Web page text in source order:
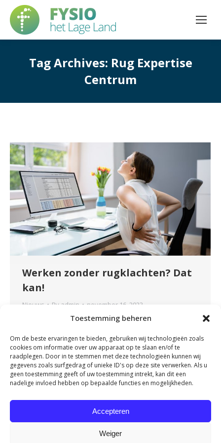
Toestemming beheren
Om de beste ervaringen te bieden, gebruiken wij technologieën zoals
cookies om informatie over uw apparaat op te slaan en/of te
raadplegen. Door in te stemmen met deze technologieën kunnen wij
gegevens zoals surfgedrag of unieke ID's op deze site verwerken. Als u
geen toestemming geeft of uw toestemming intrekt, kan dit een
nadelige invloed hebben op bepaalde functies en mogelijkheden.
Accepteren
Weiger
Tag Archives: Rug Expertise
Centrum
Werken zonder rugklachten? Dat
kan!
Nieuws By admin november 16, 2023
Heb je een zittend beroep of maak je veel en
je daarom regelmatig last van je rug? Heel
herkenbaar en onnodig! Door onze
samenwerking met OriGENE kunnen we nu het
Rug Vitaliteit Programma aanbieden. Dit
om werkend Nederland van een vitale rug…